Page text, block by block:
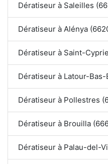
Dératiseur à Saleilles
Dératiseur à Alénya
Dératiseur à Saint-
Dératiseur à Latour-Bas-
Dératiseur à Pollestres
Dératiseur à Brouilla
Dératiseur à Palau-del-